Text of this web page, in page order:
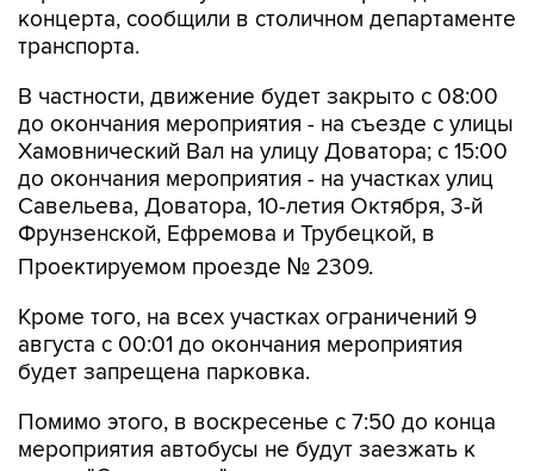
концерта, сообщили в столичном департаменте
транспорта.
В частности, движение будет закрыто с 08:00
до окончания мероприятия - на съезде с улицы
Хамовнический Вал на улицу Доватора; с 15:00
до окончания мероприятия - на участках улиц
Савельева, Доватора, 10-летия Октября, 3-й
Фрунзенской, Ефремова и Трубецкой, в
Проектируемом проезде № 2309.
Кроме того, на всех участках ограничений 9
августа с 00:01 до окончания мероприятия
будет запрещена парковка.
Помимо этого, в воскресенье с 7:50 до конца
мероприятия автобусы не будут заезжать к